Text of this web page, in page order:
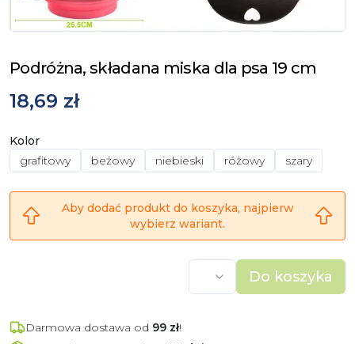
Podróżna, składana miska dla psa 19 cm
18,69 zł
Kolor
grafitowy
beżowy niebieski różowy szary
Aby dodać produkt do koszyka, najpierw
wybierz wariant.
Do koszyka
Darmowa dostawa od 99 zł!